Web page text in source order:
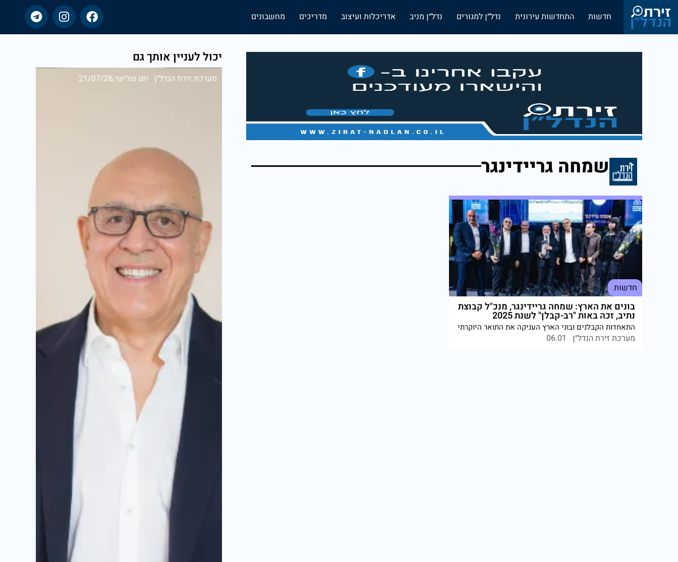
חדשות התחדשות עירונית נדל״ן למגורים נדל״ן מניב אדריכלות ועיצוב מדריכים מחשבונים
יכול לעניין אותך גם
מערכת זירת הנדל״ן יום שלישי,21/07/26
שמחה גריידינגר
חדשות
בונים את הארץ: שמחה גריידינגר, מנכ"ל קבוצת
נתיב, זכה באות "רב-קבלן" לשנת 2025
התאחדות הקבלנים ובוני הארץ העניקה את התואר היוקרתי
למייסד קבוצת נתיב על 35 שנות עשייה, מקצועיות ותרומה
לפיתוח ענף הבנייה. גריידינגר: "בנייה היא יצירת תשתית
מערכת זירת הנדל״ן 06.01